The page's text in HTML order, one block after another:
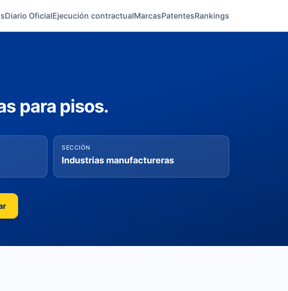
Diario OficialEjecución contractualMarcasPatentesRankings
para pisos.
SECCIÓN
Industrias manufactureras